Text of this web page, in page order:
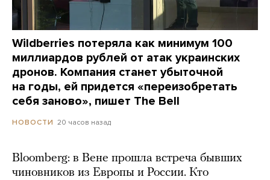
Wildberries потеряла как минимум 100
миллиардов рублей от атак украинских
дронов. Компания станет убыточной
на годы, ей придется «переизобретать
себя заново», пишет The Bell
НОВОСТИ 20 часов назад
Bloomberg: в Вене прошла встреча бывших
чиновников из Европы и России. Кто